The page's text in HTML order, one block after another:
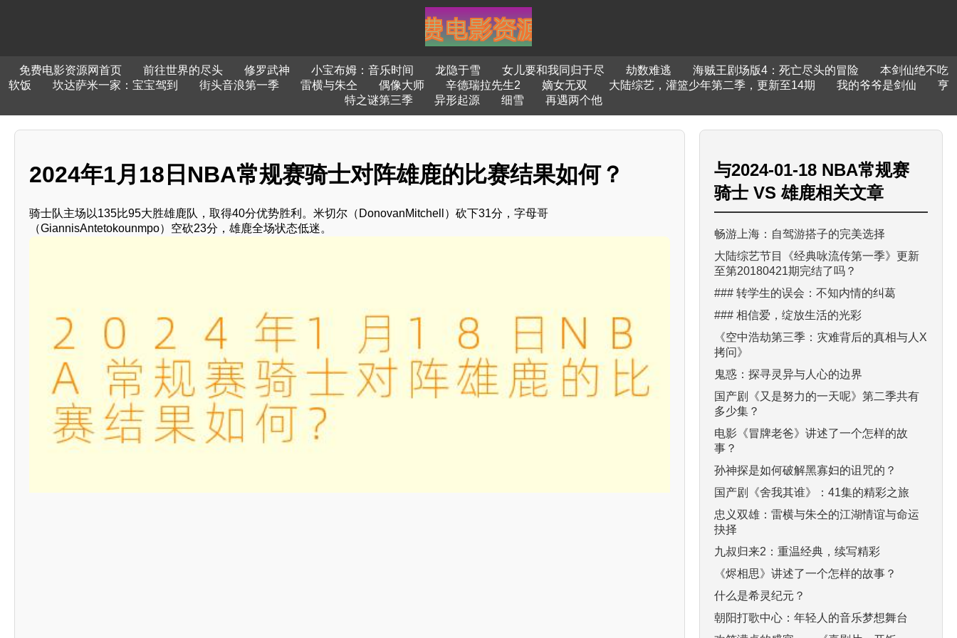
免费电影资源网首页 前往世界的尽头 修罗武神 小宝布姆：音乐时间 龙隐于雪 女儿要和我同归于尽 劫数难逃 海贼王剧场版4：死亡尽头的冒险
本剑仙绝不吃
软饭
坎达萨米一家：宝宝驾到 街头音浪第一季 雷横与朱仝 偶像大师 辛德瑞拉先生2 嫡女无双 大陆综艺，灌篮少年第二季，更新至14期 我的爷爷是剑仙
亨
特之谜第三季
异形起源 细雪 再遇两个他
2024年1月18日NBA常规赛骑士对阵雄鹿的比赛结果如何？
骑士队主场以135比95大胜雄鹿队，取得40分优势胜利。米切尔（DonovanMitchell）砍下31分，字母哥
（GiannisAntetokounmpo）空砍23分，雄鹿全场状态低迷。
与2024-01-18 NBA常规赛
骑士 VS 雄鹿相关文章
畅游上海：自驾游搭子的完美选择
大陆综艺节目《经典咏流传第一季》更新
至第20180421期完结了吗？
### 转学生的误会：不知内情的纠葛
### 相信爱，绽放生活的光彩
《空中浩劫第三季：灾难背后的真相与人X
拷问》
鬼惑：探寻灵异与人心的边界
国产剧《又是努力的一天呢》第二季共有
多少集？
电影《冒牌老爸》讲述了一个怎样的故
事？
孙神探是如何破解黑寡妇的诅咒的？
国产剧《舍我其谁》：41集的精彩之旅
忠义双雄：雷横与朱仝的江湖情谊与命运
抉择
九叔归来2：重温经典，续写精彩
《烬相思》讲述了一个怎样的故事？
什么是希灵纪元？
朝阳打歌中心：年轻人的音乐梦想舞台